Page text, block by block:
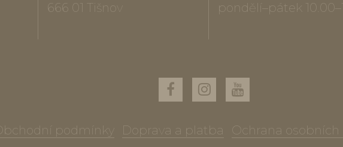
666 01 Tišnov
pondělí–pátek
Obchodní podmínky Doprava a platba Ochrana